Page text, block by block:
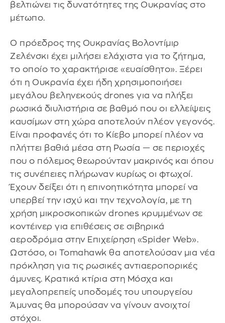
βελτιώνει τις δυνατότητες της Ουκρανίας στο
μέτωπο.
Ο πρόεδρος της Ουκρανίας Βολοντίμιρ
Ζελένσκι έχει μιλήσει ελάχιστα για το ζήτημα,
το οποίο το χαρακτήρισε «ευαίσθητο». Ξέρει
ότι η Ουκρανία έχει ήδη χρησιμοποιήσει
μεγάλου βεληνεκούς drones για να πλήξει
ρωσικά διυλιστήρια σε βαθμό που οι ελλείψεις
καυσίμων στη χώρα αποτελούν πλέον γεγονός.
Είναι προφανές ότι το Κίεβο μπορεί πλέον να
πλήττει βαθιά μέσα στη Ρωσία — σε περιοχές
που ο πόλεμος θεωρούνταν μακρινός και όπου
τις συνέπειες πλήρωναν κυρίως οι φτωχοί.
Έχουν δείξει ότι η επινοητικότητα μπορεί να
υπερβεί την ισχύ και την τεχνολογία, με τη
χρήση μικροσκοπικών drones κρυμμένων σε
κοντέινερ για επιθέσεις σε σιβηρικά
αεροδρόμια στην Επιχείρηση «Spider Web».
Ωστόσο, οι Tomahawk θα αποτελούσαν μια νέα
πρόκληση για τις ρωσικές αντιαεροπορικές
άμυνες. Κρατικά κτίρια στη Μόσχα και
μεγαλοπρεπείς υποδομές του υπουργείου
Άμυνας θα μπορούσαν να γίνουν ανοιχτοί
στόχοι.